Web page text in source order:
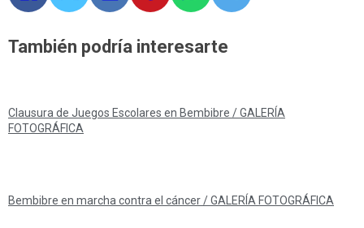
También podría interesarte
Clausura de Juegos Escolares en Bembibre / GALERÍA
FOTOGRÁFICA
Bembibre en marcha contra el cáncer / GALERÍA FOTOGRÁFICA